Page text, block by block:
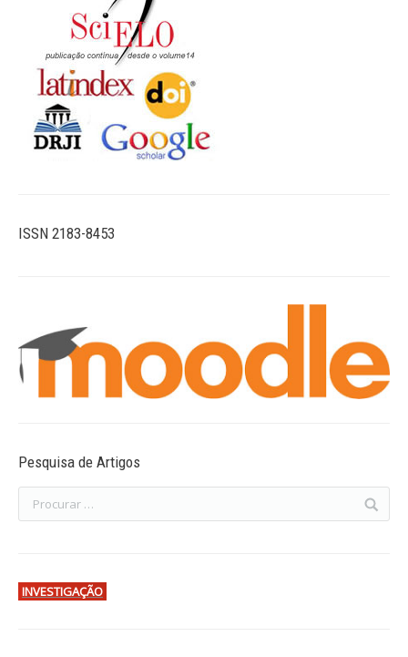
ISSN 2183-8453
Pesquisa de Artigos
INVESTIGAÇÃO